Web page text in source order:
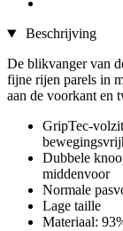
Beschrijving
De blikvanger van
fijne rijen parels in
aan de voorkant en
GripTec-
Dubbele
middenvoor
Normale
Lage taille
Materiaal: